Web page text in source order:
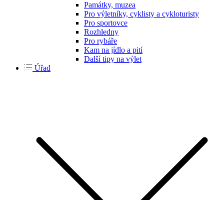
Památky, muzea
Pro výletníky, cyklisty a cykloturisty
Pro sportovce
Rozhledny
Pro rybáře
Kam na jídlo a pití
Další tipy na výlet
Úřad